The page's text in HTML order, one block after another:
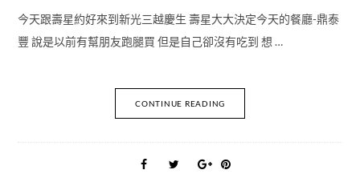
今天跟壽星約好來到新光三越慶生 壽星大大決定今天的餐廳-鼎泰
豐 說是以前有幫朋友跑腿買 但是自己卻沒有吃到 想 …
CONTINUE READING